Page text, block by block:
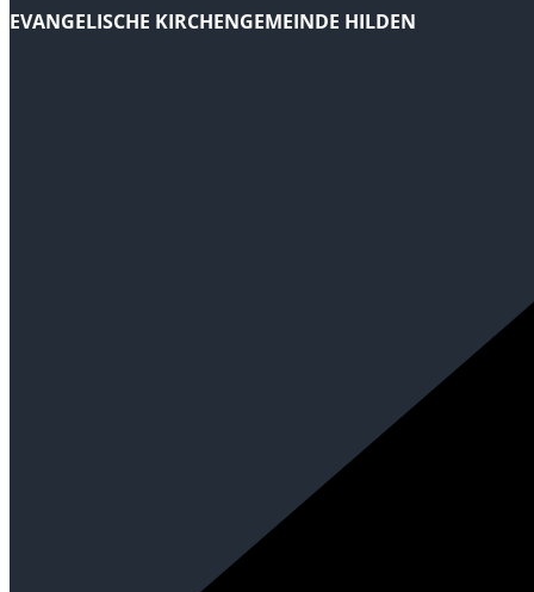
EVANGELISCHE KIRCHENGEMEINDE HILDEN